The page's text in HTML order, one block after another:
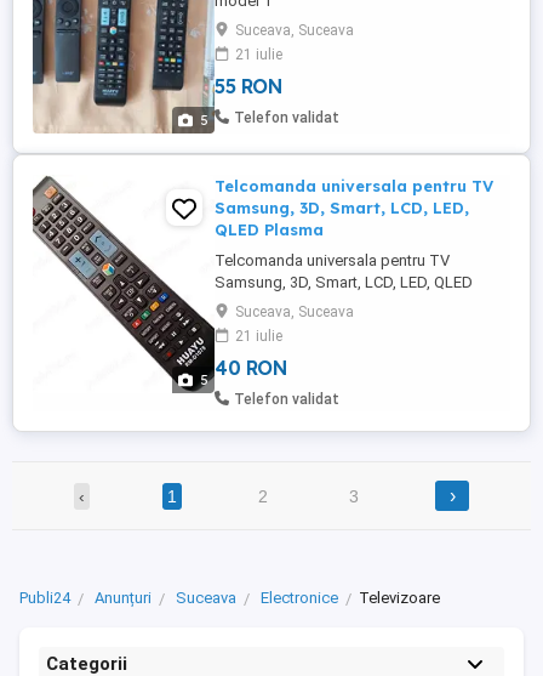
5
Suceava, Suceava
21 iulie
55 RON
Telefon validat
5
Telcomanda universala pentru TV
Samsung, 3D, Smart, LCD, LED,
QLED Plasma
Telcomanda universala pentru TV
Samsung, 3D, Smart, LCD, LED, QLED
Plasma Caracteristica principală a acestei
telecomenzi este că funcționează fără nici
o configurare ulterioara pentru toate
televizoarele Samsung 3D, SMART, LCD,
LED, QLED, Plasma Funcționează fără
Suceava, Suceava
21 iulie
40 RON
Telefon validat
‹ 1 2 3 ›
Publi24 Anunțuri Suceava Electronice Televizoare
Categorii